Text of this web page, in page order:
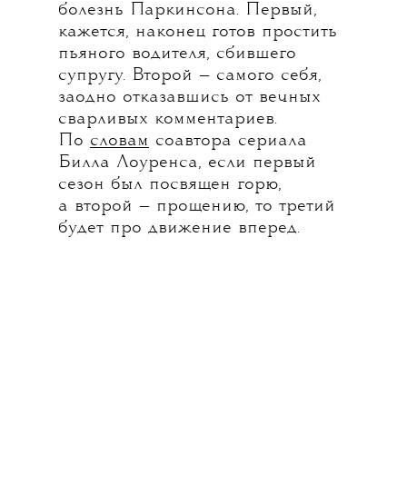
болезнь Паркинсона. Первый,
кажется, наконец готов простить
пьяного водителя, сбившего
супругу. Второй — самого себя,
заодно отказавшись от вечных
сварливых комментариев.
По словам соавтора сериала
Билла Лоуренса, если первый
сезон был посвящен горю,
а второй — прощению, то третий
будет про движение вперед.